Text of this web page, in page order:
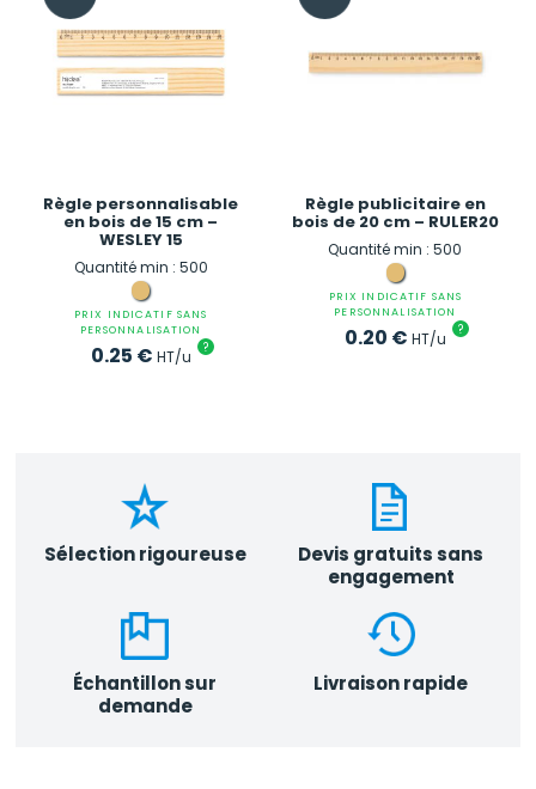
Règle personnalisable
en bois de 15 cm –
WESLEY 15
Quantité min : 500
PRIX INDICATIF SANS
PERSONNALISATION
0.25 € HT/u ?
Règle publicitaire en
bois de 20 cm – RULER20
Quantité min : 500
PRIX INDICATIF SANS
PERSONNALISATION
0.20 € HT/u ?
Sélection rigoureuse
Devis gratuits sans
engagement
Échantillon sur
demande
Livraison rapide